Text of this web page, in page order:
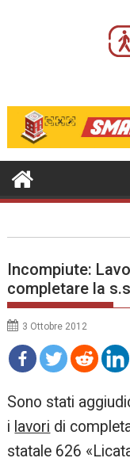
Incompiute:
completare la
3 Ottobre 2012
Sono stati
i lavori di
statale 626